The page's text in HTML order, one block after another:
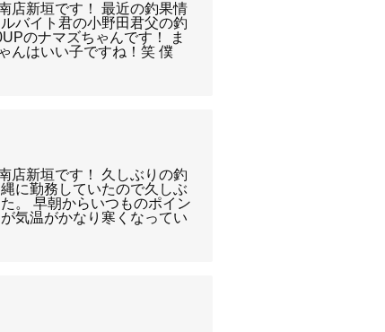
店新垣です！ 最近の釣果情
バイト君の小野田君父の釣
のナマズちゃんです！ ま
んはいい子ですね！笑 僕
店新垣です！ 久しぶりの釣
に勤務していたので久しぶ
。 早朝からいつものポイン
気温がかなり寒くなってい